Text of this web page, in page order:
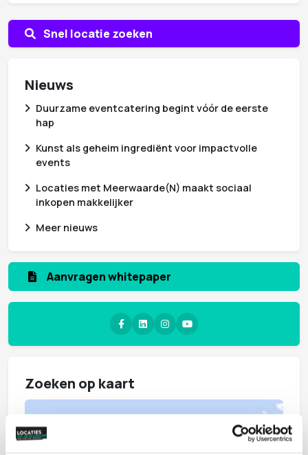
Snel locatie zoeken
Nieuws
Duurzame eventcatering begint vóór de eerste
hap
Kunst als geheim ingrediënt voor impactvolle
events
Locaties met Meerwaarde(N) maakt sociaal
inkopen makkelijker
Meer nieuws
Aanvragen whitepaper
Zoeken op kaart